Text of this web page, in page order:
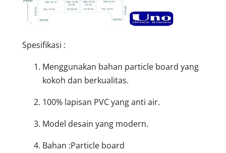
Spesifikasi :
Menggunakan bahan particle board yang
kokoh dan berkualitas.
100% lapisan PVC yang anti air.
Model desain yang modern.
Bahan :Particle board